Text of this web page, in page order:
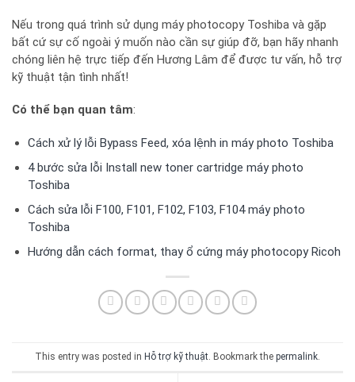
Nếu trong quá trình sử dụng máy photocopy Toshiba và gặp
bất cứ sự cố ngoài ý muốn nào cần sự giúp đỡ, bạn hãy nhanh
chóng liên hệ trực tiếp đến Hương Lâm để được tư vấn, hỗ trợ
kỹ thuật tận tình nhất!
Có thể bạn quan tâm:
Cách xử lý lỗi Bypass Feed, xóa lệnh in máy photo Toshiba
4 bước sửa lỗi Install new toner cartridge máy photo
Toshiba
Cách sửa lỗi F100, F101, F102, F103, F104 máy photo
Toshiba
Hướng dẫn cách format, thay ổ cứng máy photocopy Ricoh
This entry was posted in Hỗ trợ kỹ thuật. Bookmark the permalink.